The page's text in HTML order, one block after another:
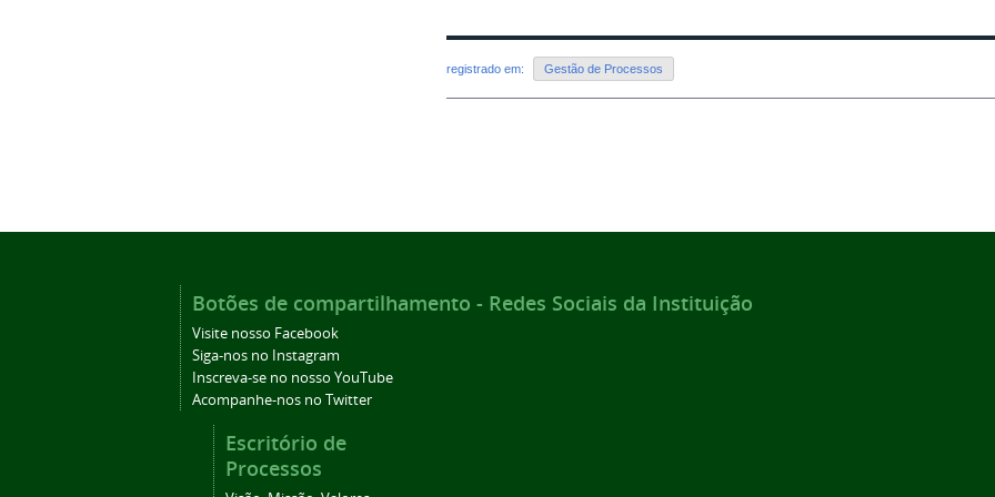
registrado em: Gestão de Processos
Botões de compartilhamento - Redes Sociais da Instituição
Visite nosso Facebook
Siga-nos no Instagram
Inscreva-se no nosso YouTube
Acompanhe-nos no Twitter
Escritório de
Processos